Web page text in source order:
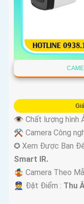
👁 Chất lượng hình
⚒ Camera Công
✪ Xem Được Ban
Smart IR.
🤹 Camera Theo
️👮 Đặt Điểm : Thu